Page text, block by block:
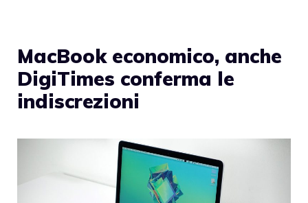
MacBook economico, anche
DigiTimes conferma le
indiscrezioni